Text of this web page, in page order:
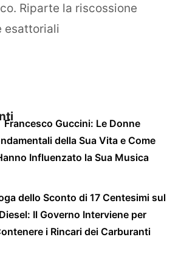
Riparte la riscossione
esattoriali
Francesco Guccini: Le Donne
della Sua Vita e Come
Influenzato la Sua Musica
dello Sconto di 17 Centesimi sul
Diesel: Il Governo Interviene per
i Rincari dei Carburanti